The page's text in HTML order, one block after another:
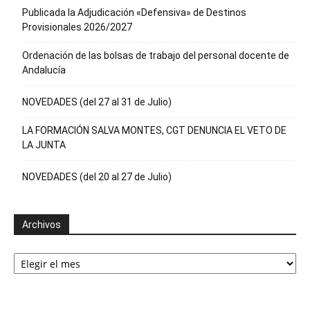
Publicada la Adjudicación «Defensiva» de Destinos
Provisionales 2026/2027
Ordenación de las bolsas de trabajo del personal docente de
Andalucía
NOVEDADES (del 27 al 31 de Julio)
LA FORMACIÓN SALVA MONTES, CGT DENUNCIA EL VETO DE
LA JUNTA
NOVEDADES (del 20 al 27 de Julio)
Archivos
Archivos